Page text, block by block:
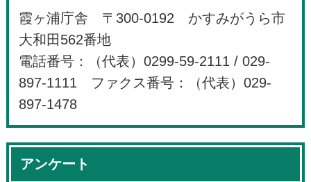
霞ヶ浦庁舎 〒300-0192 かすみがうら市
大和田562番地
電話番号：（代表）0299-59-2111 / 029-
897-1111 ファクス番号：（代表）029-
897-1478
アンケート